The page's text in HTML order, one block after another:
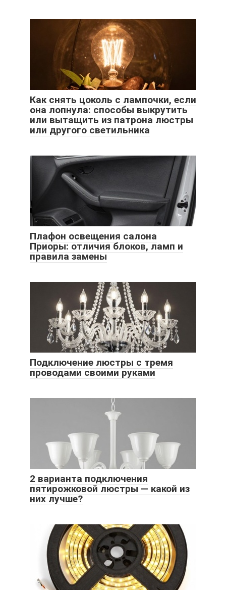
Как снять цоколь с лампочки, если
она лопнула: способы выкрутить
или вытащить из патрона люстры
или другого светильника
Плафон освещения салона
Приоры: отличия блоков, ламп и
правила замены
Подключение люстры с тремя
проводами своими руками
2 варианта подключения
пятирожковой люстры — какой из
них лучше?